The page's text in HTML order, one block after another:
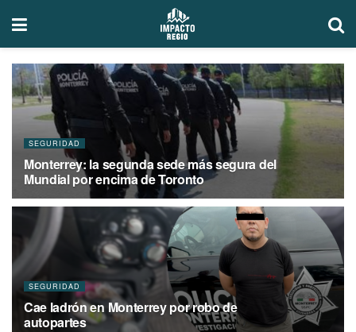
SEGURIDAD
Monterrey: la segunda sede más segura del
Mundial por encima de Toronto
JULIO 27, 2026
SEGURIDAD
Cae ladrón en Monterrey por robo de
autopartes